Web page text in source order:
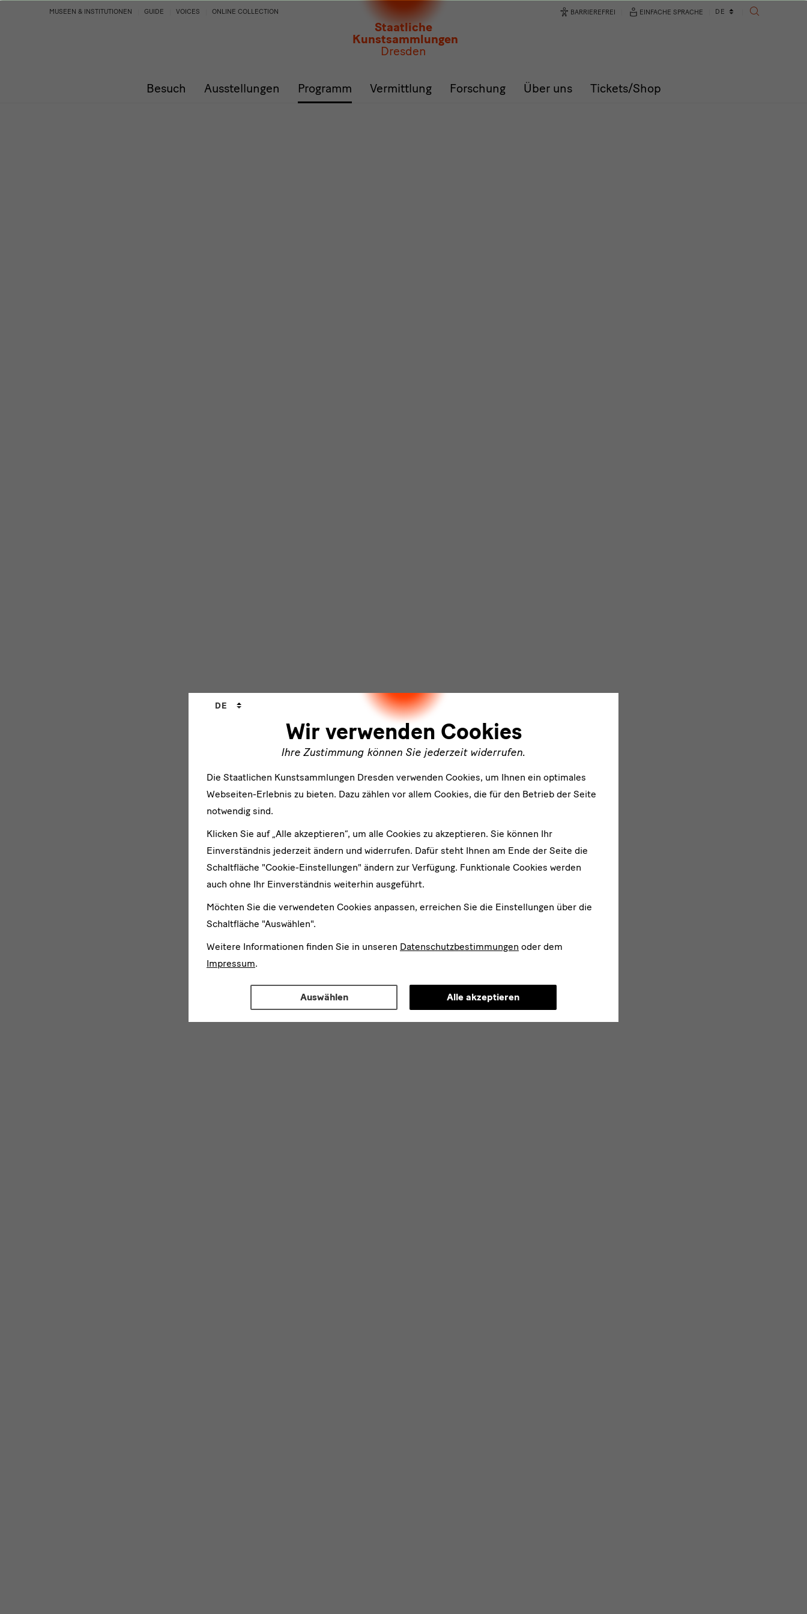
Staatliche
Kunstsammlungen
Dresden
Programm
Besuch Ausstellungen Programm Vermittlung Forschung Über uns Tickets/Shop
MUSEEN & INSTITUTIONEN GUIDE VOICES ONLINE COLLECTION BARRIEREFREI EINFACHE SPRACHE
Sprachwechsler
DE
SUCHE
Wir verwenden Cookies
Ihre Zustimmung können Sie jederzeit widerrufen.
Sprachwechsler
DE
Die Staatlichen Kunstsammlungen Dresden verwenden Cookies, um Ihnen ein optimales
Webseiten-Erlebnis zu bieten. Dazu zählen vor allem Cookies, die für den Betrieb der Seite
notwendig sind.
Klicken Sie auf „Alle akzeptieren“, um alle Cookies zu akzeptieren. Sie können Ihr
Einverständnis jederzeit ändern und widerrufen. Dafür steht Ihnen am Ende der Seite die
Schaltfläche "Cookie-Einstellungen" ändern zur Verfügung. Funktionale Cookies werden
auch ohne Ihr Einverständnis weiterhin ausgeführt.
Möchten Sie die verwendeten Cookies anpassen, erreichen Sie die Einstellungen über die
Schaltfläche "Auswählen".
Weitere Informationen finden Sie in unseren Datenschutzbestimmungen oder dem
Impressum.
Auswählen Alle akzeptieren